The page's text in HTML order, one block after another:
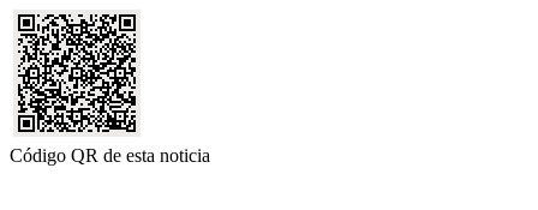
Código QR de esta noticia